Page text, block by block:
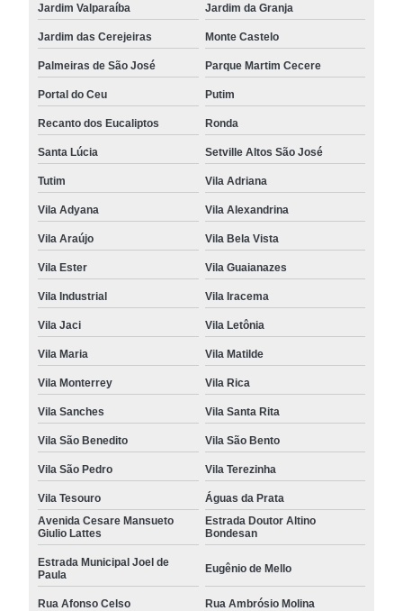
Jardim Valparaíba Jardim da Granja
Jardim das Cerejeiras Monte Castelo
Palmeiras de São José Parque Martim Cecere
Portal do Ceu Putim
Recanto dos Eucaliptos Ronda
Santa Lúcia Setville Altos São José
Tutim Vila Adriana
Vila Adyana Vila Alexandrina
Vila Araújo Vila Bela Vista
Vila Ester Vila Guaianazes
Vila Industrial Vila Iracema
Vila Jaci Vila Letônia
Vila Maria Vila Matilde
Vila Monterrey Vila Rica
Vila Sanches Vila Santa Rita
Vila São Benedito Vila São Bento
Vila São Pedro Vila Terezinha
Vila Tesouro
Águas da Prata
Avenida Cesare Mansueto
Giulio Lattes
Estrada Doutor Altino
Bondesan
Estrada Municipal Joel de
Paula
Eugênio de Mello
Rua Afonso Celso Rua Ambrósio Molina